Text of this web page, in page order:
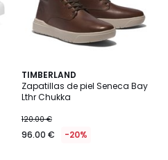
TIMBERLAND
Zapatillas de piel Seneca Bay
Lthr Chukka
120.00 €
96.00 € -20%
4,2
/ 5